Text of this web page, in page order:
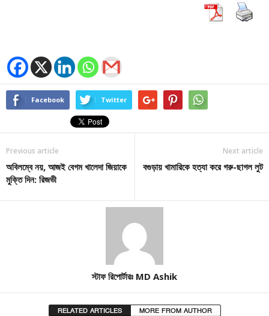
Facebook Twitter
Previous article
অবিলম্বে নয়, আজই বেগম খালেদা জিয়াকে
মুক্তি দিন: রিজভী
Next article
বগুড়ায় খামারিকে হত্যা করে গরু-ছাগল লুট
স্টাফ রিপোর্টারঃ MD Ashik
RELATED ARTICLES MORE FROM AUTHOR